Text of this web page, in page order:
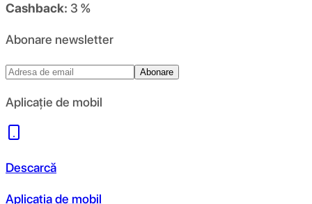
Cashback: 3 %
Abonare newsletter
Abonare
Aplicație de mobil
Descarcă
Aplicația de mobil